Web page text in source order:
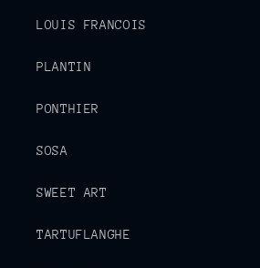
LOUIS FRANCOIS
PLANTIN
PONTHIER
SOSA
SWEET ART
TARTUFLANGHE